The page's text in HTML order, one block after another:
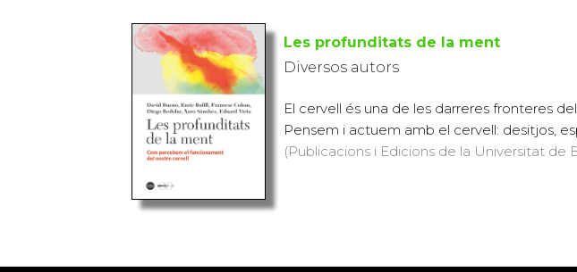
Les profunditats de la ment
Diversos autors
El cervell és una de les darreres fronteres
Pensem i actuem amb el cervell: desitjos,
(Publicacions i Edicions de la Universitat de